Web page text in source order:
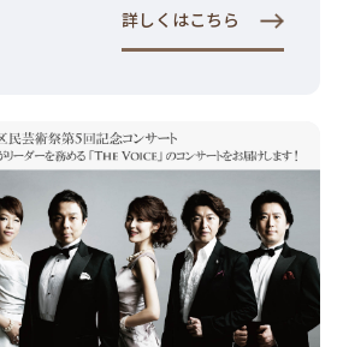
詳しくはこちら